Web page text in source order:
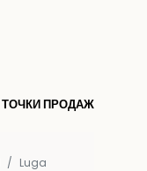
ТОЧКИ ПРОДАЖ
Luga